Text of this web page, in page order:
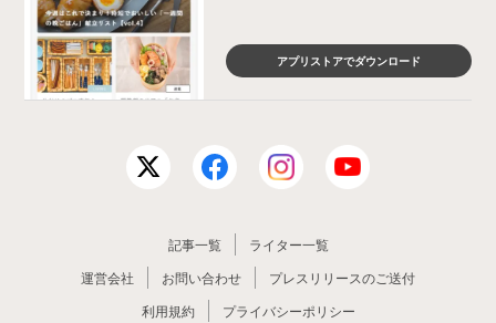
アプリストアでダウンロード
記事一覧
ライター一覧
運営会社
お問い合わせ
プレスリリースのご送付
利用規約
プライバシーポリシー